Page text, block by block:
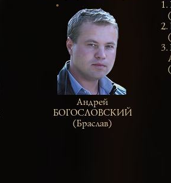
Андрей
БОГОСЛОВСКИЙ
(Браслав)
1.
2.